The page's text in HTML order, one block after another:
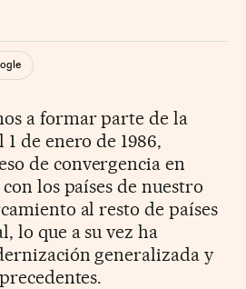
Twitter
Redes Sociales
a formar parte de la
de enero de 1986,
de convergencia en
los países de nuestro
al resto de países
lo que a su vez ha
generalizada y